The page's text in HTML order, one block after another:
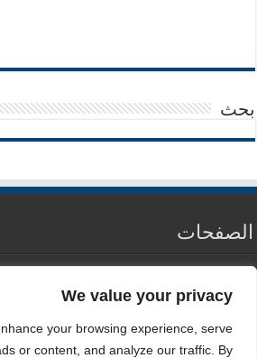
We value your privacy
your browsing experience, serve
or content, and analyze our traffic. By
بحث
الصفحات
سياسة الخصوصية
اتصل بنا